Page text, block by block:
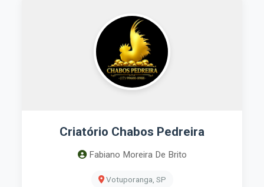
Criatório Chabos Pedreira
Fabiano Moreira De Brito
Votuporanga, SP